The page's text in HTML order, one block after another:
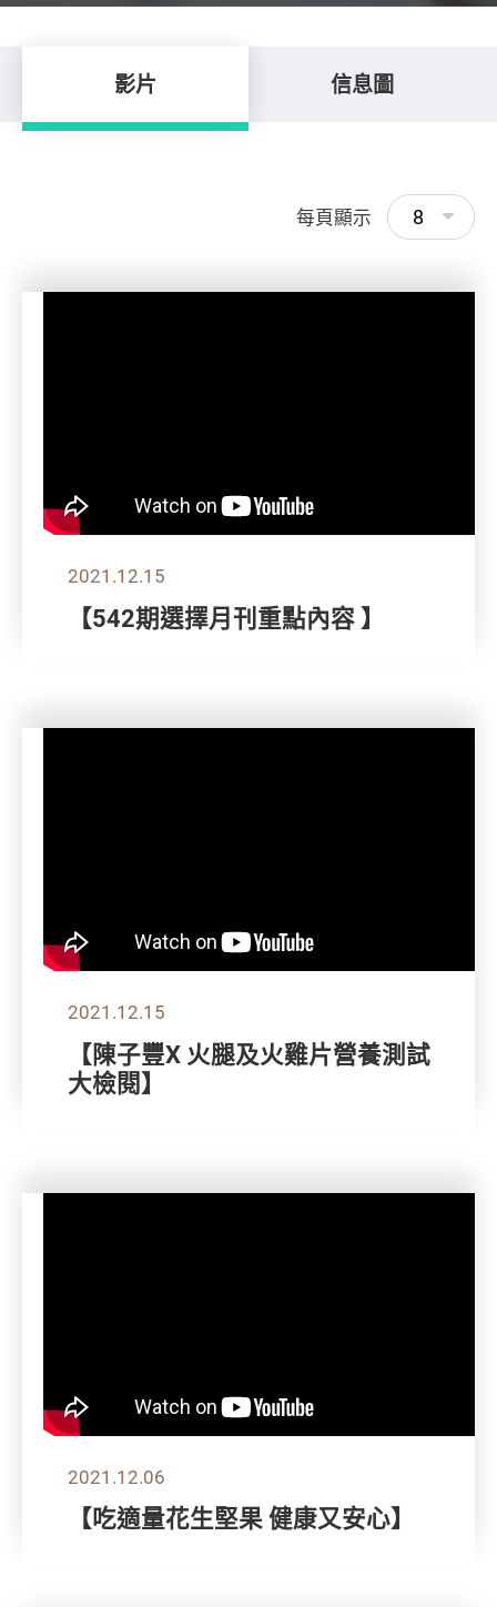
影片 信息圖
每頁顯示 8
2021.12.15
【542期選擇月刊重點內容 】
2021.12.15
【陳子豐X 火腿及火雞片營養測試
大檢閱】
2021.12.06
【吃適量花生堅果 健康又安心】